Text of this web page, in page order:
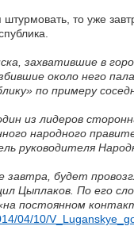
то уже
захватившие в
около него
по примеру
из лидеров
народного
руководителя
будет
Цыплаков. По его
постоянном
04/10/